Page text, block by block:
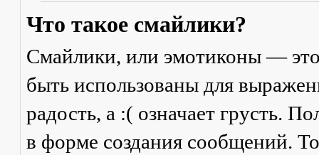
Что такое смайлики?
Смайлики, или эмотиконы —
быть использованы для
радость, а :( означает грусть.
в форме создания сообщений.